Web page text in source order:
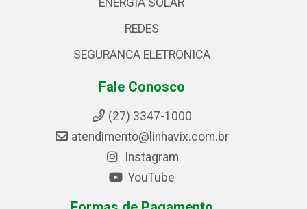
ENERGIA SOLAR
REDES
SEGURANCA ELETRONICA
Fale Conosco
(27) 3347-1000
atendimento@linhavix.com.br
Instagram
YouTube